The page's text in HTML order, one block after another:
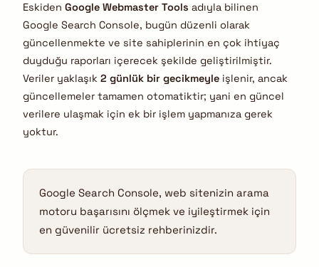
Eskiden Google Webmaster Tools adıyla bilinen
Google Search Console, bugün düzenli olarak
güncellenmekte ve site sahiplerinin en çok ihtiyaç
duyduğu raporları içerecek şekilde geliştirilmiştir.
Veriler yaklaşık 2 günlük bir gecikmeyle işlenir, ancak
güncellemeler tamamen otomatiktir; yani en güncel
verilere ulaşmak için ek bir işlem yapmanıza gerek
yoktur.
Google Search Console, web sitenizin arama
motoru başarısını ölçmek ve iyileştirmek için
en güvenilir ücretsiz rehberinizdir.